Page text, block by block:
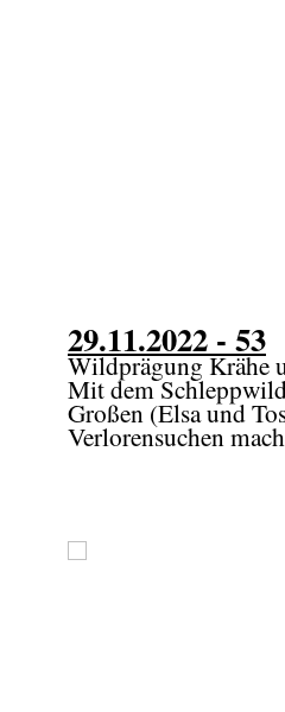
29.11.2022 - 53
Wildprägung Krähe
Mit dem
Großen (Elsa und
Verlorensuchen